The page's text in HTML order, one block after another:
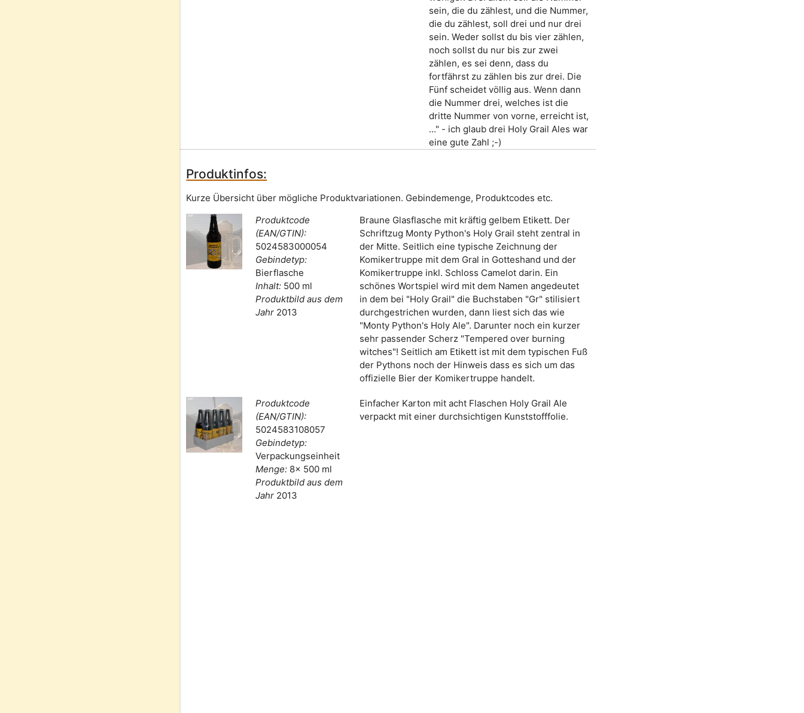
sein, die du zählest, und die Nummer,
die du zählest, soll drei und nur drei
sein. Weder sollst du bis vier zählen,
noch sollst du nur bis zur zwei
zählen, es sei denn, dass du
fortfährst zu zählen bis zur drei. Die
Fünf scheidet völlig aus. Wenn dann
die Nummer drei, welches ist die
dritte Nummer von vorne, erreicht ist,
..." - ich glaub drei Holy Grail Ales war
eine gute Zahl ;-)
Produktinfos:
Kurze Übersicht über mögliche Produktvariationen. Gebindemenge, Produktcodes etc.
Produktcode
(EAN/GTIN):
5024583000054
Gebindetyp:
Bierflasche
Inhalt: 500 ml
Produktbild aus dem
Jahr 2013
Braune Glasflasche mit kräftig gelbem Etikett. Der
Schriftzug Monty Python's Holy Grail steht zentral in
der Mitte. Seitlich eine typische Zeichnung der
Komikertruppe mit dem Gral in Gotteshand und der
Komikertruppe inkl. Schloss Camelot darin. Ein
schönes Wortspiel wird mit dem Namen angedeutet
in dem bei "Holy Grail" die Buchstaben "Gr" stilisiert
durchgestrichen wurden, dann liest sich das wie
"Monty Python's Holy Ale". Darunter noch ein kurzer
sehr passender Scherz "Tempered over burning
witches"! Seitlich am Etikett ist mit dem typischen Fuß
der Pythons noch der Hinweis dass es sich um das
offizielle Bier der Komikertruppe handelt.
Produktcode
(EAN/GTIN):
5024583108057
Gebindetyp:
Verpackungseinheit
Menge: 8x 500 ml
Produktbild aus dem
Jahr 2013
Einfacher Karton mit acht Flaschen Holy Grail Ale
verpackt mit einer durchsichtigen Kunststofffolie.